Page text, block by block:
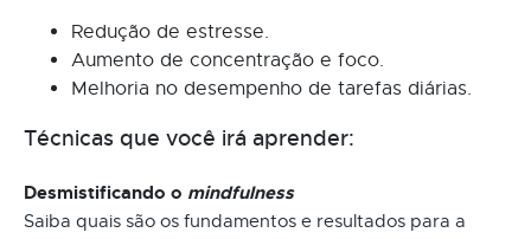
Redução de estresse.
Aumento de concentração e foco.
Melhoria no desempenho de tarefas diárias.
Técnicas que você irá aprender:
Desmistificando o mindfulness
Saiba quais são os fundamentos e resultados para a